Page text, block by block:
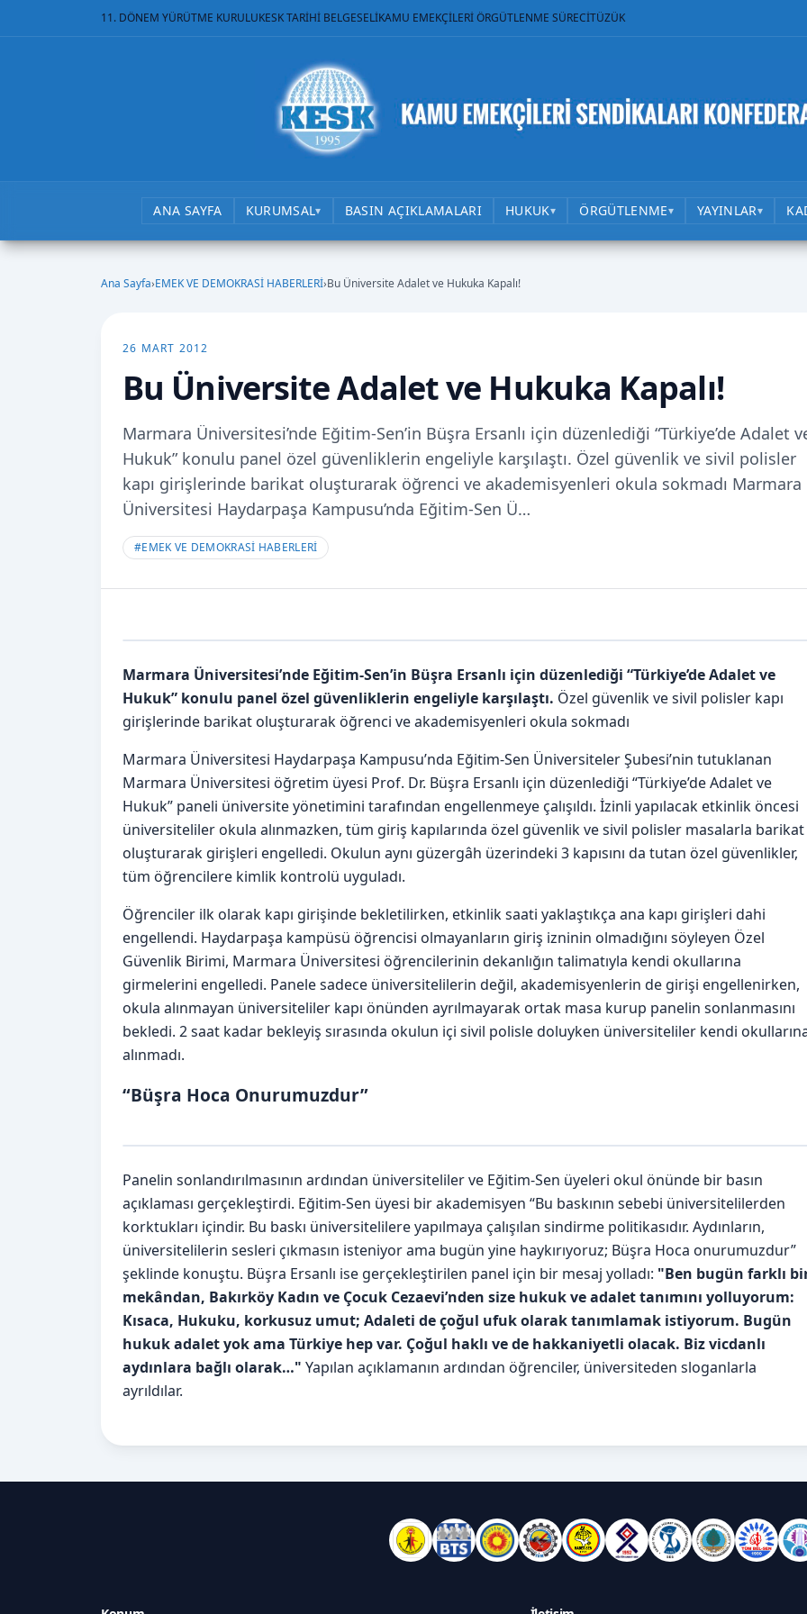
11. DÖNEM YÜRÜTME KURULUKESK TARİHİ BELGESELİKAMU EMEKÇİLERİ ÖRGÜTLENME SÜRECİTÜZÜK
ANA SAYFA KURUMSAL▾ BASIN AÇIKLAMALARI HUKUK▾ ÖRGÜTLENME▾ YAYINLAR▾
Ana Sayfa›EMEK VE DEMOKRASİ HABERLERİ›Bu Üniversite Adalet ve Hukuka Kapalı!
26 MART 2012
Bu Üniversite Adalet ve Hukuka Kapalı!
Marmara Üniversitesi’nde Eğitim-Sen’in Büşra Ersanlı için düzenlediği “Türkiye’de Adalet
Hukuk” konulu panel özel güvenliklerin engeliyle karşılaştı. Özel güvenlik ve sivil polisler
kapı girişlerinde barikat oluşturarak öğrenci ve akademisyenleri okula sokmadı Marmara
Üniversitesi Haydarpaşa Kampusu’nda Eğitim-Sen Ü…
#EMEK VE DEMOKRASİ HABERLERİ
Marmara Üniversitesi’nde Eğitim-Sen’in Büşra Ersanlı için düzenlediği “Türkiye’de Adalet ve
Hukuk” konulu panel özel güvenliklerin engeliyle karşılaştı. Özel güvenlik ve sivil polisler kapı
girişlerinde barikat oluşturarak öğrenci ve akademisyenleri okula sokmadı
Marmara Üniversitesi Haydarpaşa Kampusu’nda Eğitim-Sen Üniversiteler Şubesi’nin tutuklanan
Marmara Üniversitesi öğretim üyesi Prof. Dr. Büşra Ersanlı için düzenlediği “Türkiye’de Adalet ve
Hukuk” paneli üniversite yönetimini tarafından engellenmeye çalışıldı. İzinli yapılacak etkinlik öncesi
üniversiteliler okula alınmazken, tüm giriş kapılarında özel güvenlik ve sivil polisler masalarla barikat
oluşturarak girişleri engelledi. Okulun aynı güzergâh üzerindeki 3 kapısını da tutan özel güvenlikler,
tüm öğrencilere kimlik kontrolü uyguladı.
Öğrenciler ilk olarak kapı girişinde bekletilirken, etkinlik saati yaklaştıkça ana kapı girişleri dahi
engellendi. Haydarpaşa kampüsü öğrencisi olmayanların giriş izninin olmadığını söyleyen Özel
Güvenlik Birimi, Marmara Üniversitesi öğrencilerinin dekanlığın talimatıyla kendi okullarına
girmelerini engelledi. Panele sadece üniversitelilerin değil, akademisyenlerin de girişi engellenirken,
okula alınmayan üniversiteliler kapı önünden ayrılmayarak ortak masa kurup panelin sonlanmasını
bekledi. 2 saat kadar bekleyiş sırasında okulun içi sivil polisle doluyken üniversiteliler kendi
alınmadı.
“Büşra Hoca Onurumuzdur”
Panelin sonlandırılmasının ardından üniversiteliler ve Eğitim-Sen üyeleri okul önünde bir basın
açıklaması gerçekleştirdi. Eğitim-Sen üyesi bir akademisyen “Bu baskının sebebi üniversitelilerden
korktukları içindir. Bu baskı üniversitelilere yapılmaya çalışılan sindirme politikasıdır. Aydınların,
üniversitelilerin sesleri çıkmasın isteniyor ama bugün yine haykırıyoruz; Büşra Hoca onurumuzdur”
şeklinde konuştu. Büşra Ersanlı ise gerçekleştirilen panel için bir mesaj yolladı: "Ben bugün farklı
mekândan, Bakırköy Kadın ve Çocuk Cezaevi’nden size hukuk ve adalet tanımını yolluyorum:
Kısaca, Hukuku, korkusuz umut; Adaleti de çoğul ufuk olarak tanımlamak istiyorum. Bugün
hukuk adalet yok ama Türkiye hep var. Çoğul haklı ve de hakkaniyetli olacak. Biz vicdanlı
aydınlara bağlı olarak…" Yapılan açıklamanın ardından öğrenciler, üniversiteden sloganlarla
ayrıldılar.